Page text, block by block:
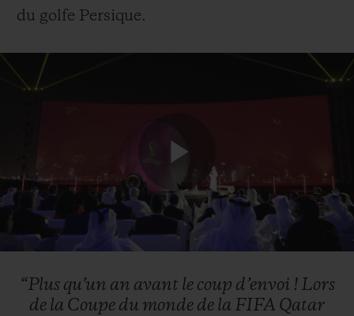
du golfe Persique.
Play
Video
“Plus qu’un an avant le coup d’envoi ! Lors
de la Coupe du monde de la FIFA Qatar